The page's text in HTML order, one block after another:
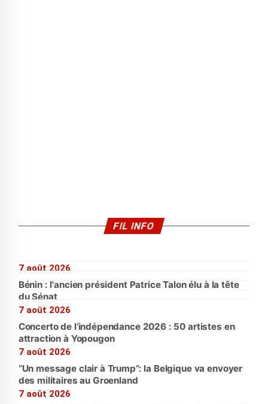
FIL INFO
7 août 2026
Bénin : l'ancien président Patrice Talon élu à la tête
du Sénat
7 août 2026
Concerto de l’indépendance 2026 : 50 artistes en
attraction à Yopougon
7 août 2026
“Un message clair à Trump”: la Belgique va envoyer
des militaires au Groenland
7 août 2026